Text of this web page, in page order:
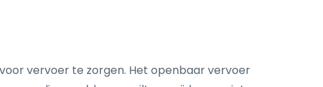
vervoer te zorgen. Het openbaar vervoer